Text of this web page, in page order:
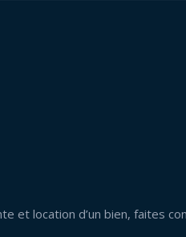
et location d’un bien, faites